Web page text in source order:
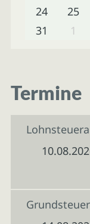
24
25
31
1
Termine